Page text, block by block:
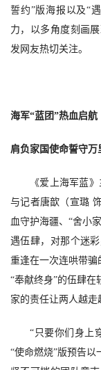
誓约”版海报以及“
力，以多角度刻画
发网友热切关注。
海军“蓝团”热血启航
肩负家国使命誓守万
《爱上海军蓝
与记者唐歆（宣璐
血守护海疆、 “舍小
遇伍肆，对那个迷
重逢在一次连哄带骗
“奉献终身”的伍肆
家的责任让两人越走
“只要你们身上
“使命燃烧”版预告